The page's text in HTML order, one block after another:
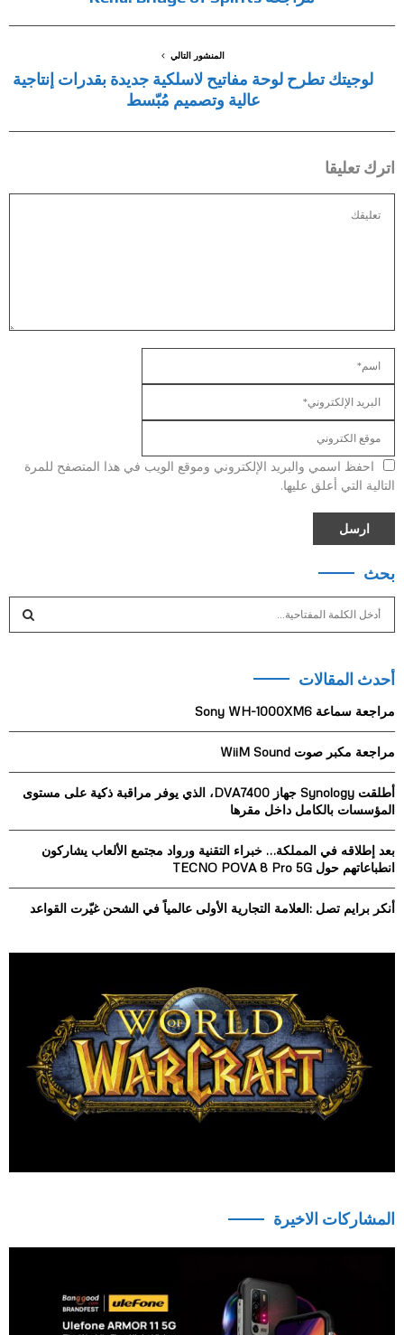
المنشور التالي
لوجيتك تطرح لوحة مفاتيح لاسلكية جديدة بقدرات إنتاجية
عالية وتصميم مُبّسط
اترك تعليقا
احفظ اسمي والبريد الإلكتروني وموقع الويب في هذا المتصفح للمرة
التالية التي أعلق عليها.
بحث
c
f
r
:
C
H
أحدث المقالات
مراجعة سماعة Sony WH-1000XM6
مراجعة مكبر صوت WiiM Sound
أطلقت Synology جهاز DVA7400، الذي يوفر مراقبة ذكية على مستوى
المؤسسات بالكامل داخل مقرها
بعد إطلاقه في المملكة… خبراء التقنية ورواد مجتمع الألعاب يشاركون
انطباعاتهم حول TECNO POVA 8 Pro 5G
أنكر برايم تصل :العلامة التجارية الأولى عالمياً في الشحن غيّرت القواعد
المشاركات الاخيرة